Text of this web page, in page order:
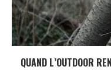
QUAND L’OUTDOOR